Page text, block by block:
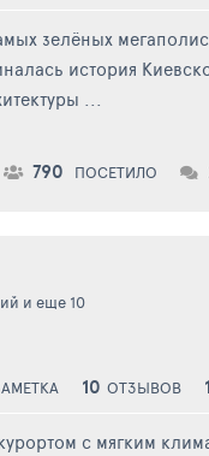
зелёных
история
...
790 ПОСЕТИЛО
и еще 10
10 ОТЗЫВОВ
с мягким